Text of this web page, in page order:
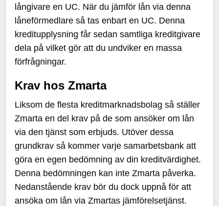
långivare en UC. När du jämför lån via denna
låneförmedlare så tas enbart en UC. Denna
kreditupplysning får sedan samtliga kreditgivare
dela på vilket gör att du undviker en massa
förfrågningar.
Krav hos Zmarta
Liksom de flesta kreditmarknadsbolag så ställer
Zmarta en del krav på de som ansöker om lån
via den tjänst som erbjuds. Utöver dessa
grundkrav så kommer varje samarbetsbank att
göra en egen bedömning av din kreditvärdighet.
Denna bedömningen kan inte Zmarta påverka.
Nedanstående krav bör du dock uppnå för att
ansöka om lån via Zmartas jämförelsetjänst.